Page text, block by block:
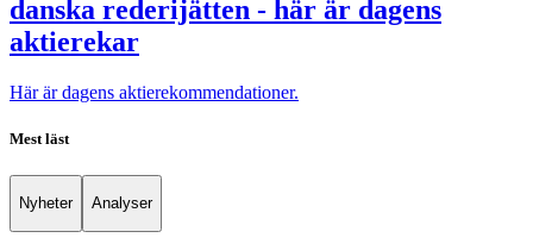
danska rederijätten - här är dagens
aktierekar
Här är dagens aktierekommendationer.
Mest läst
Nyheter Analyser